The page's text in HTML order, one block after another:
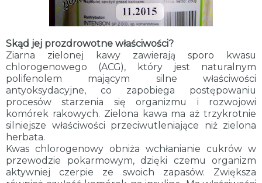
Skąd jej prozdrowotne właściwości?
Ziarna zielonej kawy zawierają sporo kwasu
chlorogenowego (ACG), który jest naturalnym
polifenolem mającym silne właściwości
antyoksydacyjne, co zapobiega postępowaniu
procesów starzenia się organizmu i rozwojowi
komórek rakowych. Zielona kawa ma aż trzykrotnie
silniejsze właściwości przeciwutleniające niż zielona
herbata.
Kwas chlorogenowy obniża wchłanianie cukrów w
przewodzie pokarmowym, dzięki czemu organizm
aktywniej czerpie ze swoich zapasów. Zwiększa